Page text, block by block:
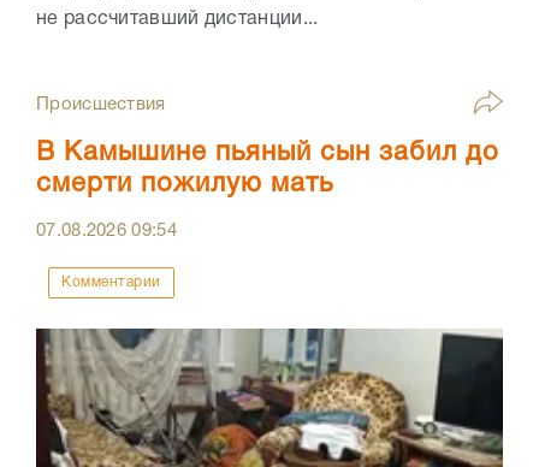
не рассчитавший дистанции...
Происшествия
В Камышине пьяный сын забил до
смерти пожилую мать
07.08.202609:54
Комментарии